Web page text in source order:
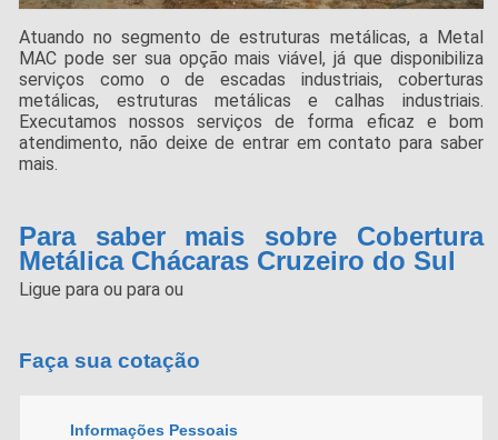
Atuando no segmento de estruturas metálicas, a Metal
MAC pode ser sua opção mais viável, já que disponibiliza
serviços como o de escadas industriais, coberturas
metálicas, estruturas metálicas e calhas industriais.
Executamos nossos serviços de forma eficaz e bom
atendimento, não deixe de entrar em contato para saber
mais.
Para saber mais sobre Cobertura
Metálica Chácaras Cruzeiro do Sul
Ligue paraou paraou
Faça sua cotação
Informações Pessoais